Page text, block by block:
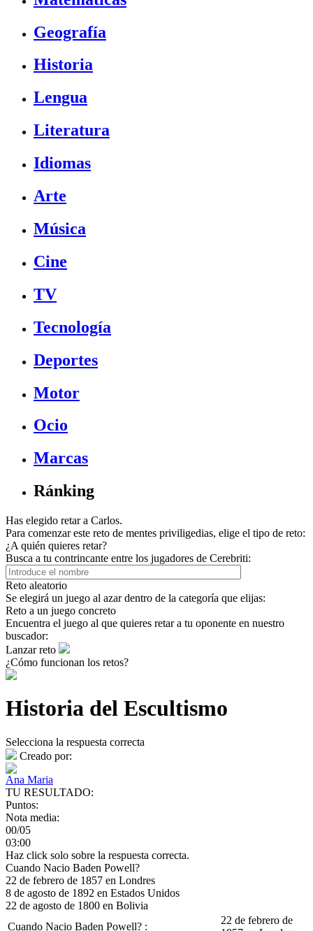
Geografía
Historia
Lengua
Literatura
Idiomas
Arte
Música
Cine
TV
Tecnología
Deportes
Motor
Ocio
Marcas
Ránking
Has elegido retar a Carlos.
Para comenzar este reto de mentes priviligedias, elige el tipo de reto:
¿A quién quieres retar?
Busca a tu contrincante entre los jugadores de Cerebriti:
Reto aleatorio
Se elegirá un juego al azar dentro de la categoría que elijas:
Reto a un juego concreto
Encuentra el juego al que quieres retar a tu oponente en nuestro
buscador:
Lanzar reto
¿Cómo funcionan los retos?
Historia del Escultismo
Selecciona la respuesta correcta
Creado por:
Ana Maria
TU RESULTADO:
Puntos:
Nota media:
00/05
03:00
Haz click solo sobre la respuesta correcta.
Cuando Nacio Baden Powell?
22 de febrero de 1857 en Londres
8 de agosto de 1892 en Estados Unidos
22 de agosto de 1800 en Bolivia
Cuando Nacio Baden Powell? :
22 de febrero de